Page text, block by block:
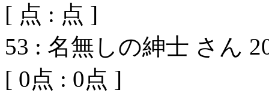
[ 点 : 点 ]
53 : 名無しの紳士 さん
[ 0点 : 0点 ]